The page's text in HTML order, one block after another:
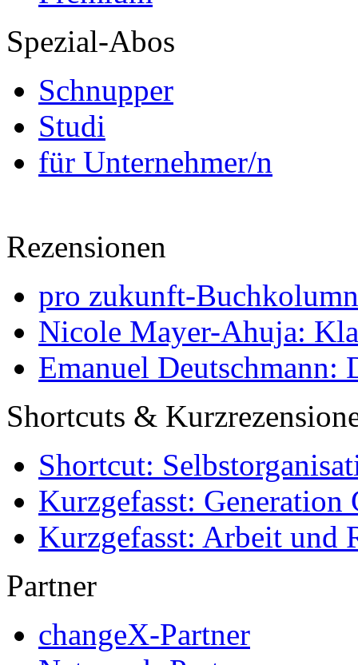
Spezial-Abos
Schnupper
Studi
für Unternehmer/n
Rezensionen
pro zukunft-
Nicole Mayer-Ahuja:
Emanuel Deutschmann:
Shortcuts &
Shortcut:
Kurzgefasst: Generation
Kurzgefasst: Arbeit und
Partner
changeX-Partner